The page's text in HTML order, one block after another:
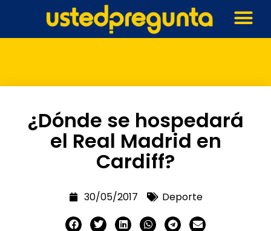
¿Dónde se hospedará
el Real Madrid en
Cardiff?
30/05/2017 Deporte